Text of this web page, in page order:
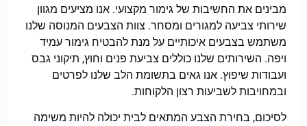
מבינים את החשיבות של גימור מקצועי. אנו מציעים מגוון
שירותי צביעה למגורים ומסחר. צוות הצבעים המנוסה שלנו
משתמש בצבעים איכותיים על מנת להבטיח גימור עמיד
ויפה. השירותים שלנו כוללים צביעת פנים וחוץ, תיקוני גבס
ועבודות שיפוץ. אנו גאים בתשומת הלב שלנו לפרטים
ובמחויבות לשביעות רצון הלקוחות.
לסיכום, בחירת הצבע המתאים לבית יכולה להיות משימה